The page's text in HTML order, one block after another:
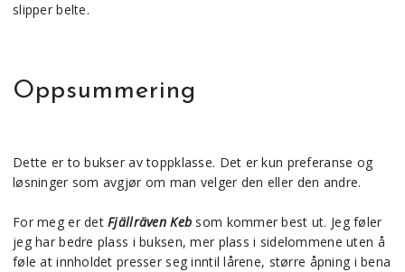
slipper belte.
Oppsummering
Dette er to bukser av toppklasse. Det er kun preferanse og
løsninger som avgjør om man velger den eller den andre.
For meg er detFjällräven Keb som kommer best ut. Jeg føler
jeg har bedre plass i buksen, mer plass i sidelommene uten å
føle at innholdet presser seg inntil lårene, større åpning i bena